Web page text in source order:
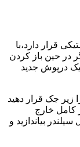
قرار دارد،با
در حین باز کردن
یک درپوش جدید
جک قرار دهید
کامل خارج
بیاندازید و